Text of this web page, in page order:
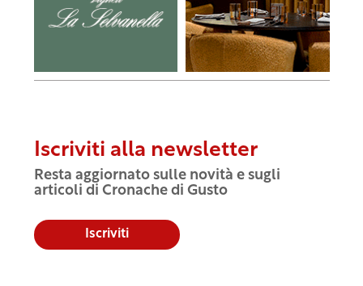
Iscriviti alla newsletter
Resta aggiornato sulle novità e sugli
articoli di Cronache di Gusto
Iscriviti